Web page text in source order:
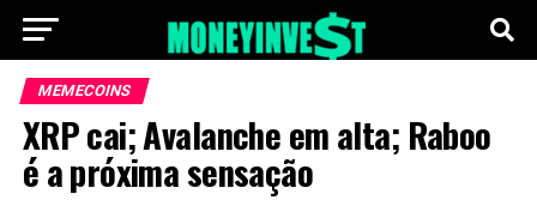
MEMECOINS
XRP cai; Avalanche em alta; Raboo
é a próxima sensação